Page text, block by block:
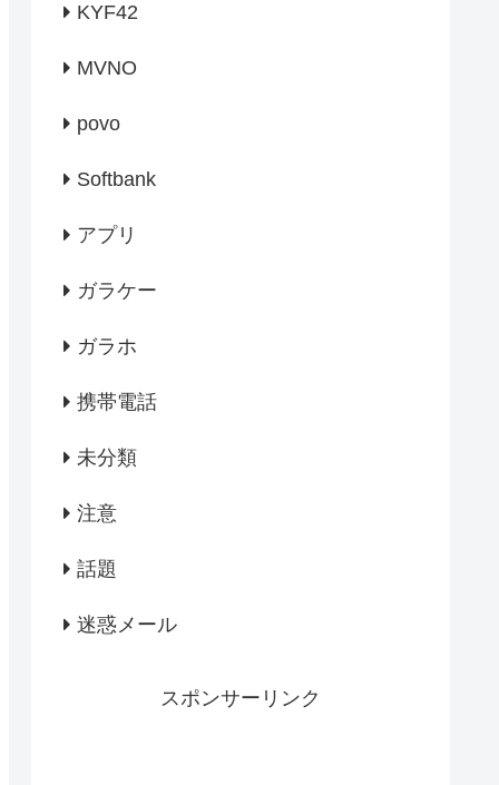
KYF42
MVNO
povo
Softbank
アプリ
ガラケー
ガラホ
携帯電話
未分類
注意
話題
迷惑メール
スポンサーリンク